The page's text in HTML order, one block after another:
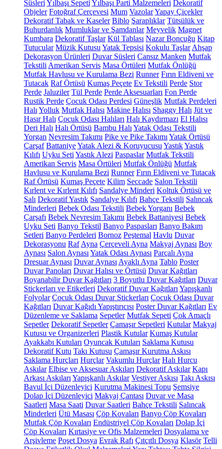
Süsleri Yılbaşı Sepeti Yılbaşı Parti Malzemeleri Dekoratif
Objeler Fotoğraf Çerçevesi Mum VazolarYapay Çiçekler
Dekoratif Tabak ve Kaseler Biblo Şaraplıklar Tütsülük ve
Buhurdanlık Mumluklar ve Şamdanlar Meyvelik Magnet
Kumbara Dekoratif Taşlar Kül Tablası Nazar Boncuğu Kitap
Tutucular Müzik Kutusu Yatak Tepsisi Kokulu Taşlar Ahşap
Dekorasyon Ürünleri Duvar Süsleri Cansız Manken Mutfak
Tekstili Amerikan Servis Masa Örtüleri Mutfak Önlüğü
Mutfak Havlusu ve Kurulama Bezi Runner Fırın Eldiveni ve
Tutacak Raf Örtüsü Kumaş Peçete Ev Tekstili Perde Stor
Perde Jaluziler Tül Perde Perde Aksesuarları Fon Perde
Rustik Perde Çocuk Odası Perdesi Güneşlik Mutfak Perdeleri
Halı Yolluk Mutfak Halısı Makine Halısı Shaggy Halı Jüt ve
Hasır Halı Çocuk Odası Halıları Halı Kaydırmazı El Halısı
Deri Halı Halı Örtüsü Bambu Halı Yatak Odası Tekstili
Yorgan Nevresim Takımı Pike ve Pike Takımı Yatak Örtüsü
Çarşaf BattaniyeYatak Alezi & Koruyucusu YastıkYastık
Kılıfı Uyku Seti Yastık Alezi Paspaslar Mutfak Tekstili
Amerikan Servis Masa Örtüleri Mutfak Önlüğü Mutfak
Havlusu ve Kurulama Bezi Runner Fırın Eldiveni ve Tutacak
Raf Örtüsü Kumaş Peçete Kilim Seccade Salon Tekstili
Kırlent ve Kırlent Kılıfı Sandalye Minderi Koltuk Örtüsü ve
Şalı Dekoratif Yastık Sandalye Kılıfı Bahçe Tekstili Salıncak
Minderleri Bebek Odası Tekstili Bebek Yorganı Bebek
Çarşafı Bebek Nevresim Takımı Bebek Battaniyesi Bebek
Uyku Seti Banyo Tekstil Banyo Paspasları Banyo Bakım
Setleri Banyo Perdeleri Bornoz Peştemal Havlu Duvar
Dekorasyonu Raf Ayna Çerçeveli Ayna Makyaj Aynası Boy
Aynası Salon Aynası Yatak Odası Aynası Parçalı Ayna
Dresuar Aynası Duvar Aynası Ayaklı Ayna Tablo Poster
Duvar Panoları Duvar Halısı ve Örtüsü Duvar Kağıtları
Boyanabilir Duvar Kağıtları 3 Boyutlu Duvar Kağıtları Duvar
Stickerları ve Etiketleri Dekoratif Duvar Kağıtları Yapışkanlı
Folyolar Çocuk Odası Duvar Stickerları Çocuk Odası Duvar
Kağıtları Duvar Kağıdı Yapıştırıcısı Poster Duvar Kağıtları Ev
Düzenleme ve Saklama Sepetler Mutfak Sepeti Çok Amaçlı
Sepetler Dekoratif Sepetler Çamaşır Sepetleri Kutular Makyaj
Kutusu ve Organizerleri Plastik Kutular Kumaş Kutular
Ayakkabı Kutuları Oyuncak Kutuları Saklama Kutusu
Dekoratif Kutu Takı Kutusu Çamaşır Kurutma Askısı
Saklama Hurçları Hurçlar Vakumlu Hurçlar Halı Hurcu
Askılar Elbise ve Aksesuar Askıları Dekoratif Askılar Kapı
Arkası Askıları Yapışkanlı Askılar Vestiyer Askısı Takı Askısı
Bavul İçi Düzenleyici Kurutma Makinesi Topu Şemsiye
Dolap İçi Düzenleyici Makyaj Çantası Duvar ve Masa
Saatleri Masa Saati Duvar Saatleri Bahçe Tekstili Salıncak
Minderleri Ütü Masası Çöp Kovaları Banyo Çöp Kovaları
Mutfak Çöp Kovaları Endüstriyel Çöp Kovaları Dolap İçi
Çöp Kovaları Kırtasiye ve Ofis Malzemeleri Dosyalama ve
Arşivleme Poşet Dosya Evrak Rafı Çıtçıtlı Dosya Klasör Telli